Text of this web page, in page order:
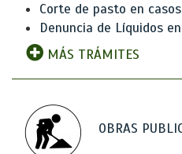
Corte de pasto en
Denuncia de Líquidos
MÁS TRÁMITES
OBRAS